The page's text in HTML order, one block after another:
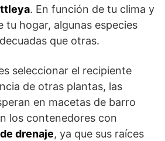
. En función de tu clima y
tu hogar, algunas especies
que otras.
seleccionar el recipiente
de otras plantas, las
en macetas de barro
los contenedores con
drenaje, ya que sus raíces